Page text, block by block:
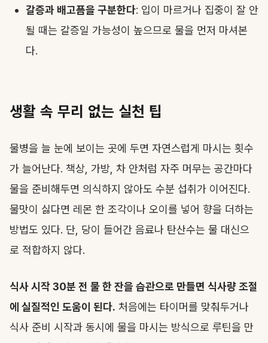
갈증과 배고픔을 구분한다: 입이 마르거나 집중이 잘 안
될 때는 갈증일 가능성이 높으므로 물을 먼저 마셔본
다.
생활 속 무리 없는 실천 팁
물병을 늘 눈에 보이는 곳에 두면 자연스럽게 마시는 횟수
가 늘어난다. 책상, 가방, 차 안처럼 자주 머무는 공간마다
물을 준비해두면 의식하지 않아도 수분 섭취가 이어진다.
물맛이 싫다면 레몬 한 조각이나 오이를 넣어 향을 더하는
방법도 있다. 단, 당이 들어간 음료나 탄산수는 물 대신으
로 적합하지 않다.
식사 시작 30분 전 물 한 잔을 습관으로 만들면 식사량 조절
에 실질적인 도움이 된다. 처음에는 타이머를 맞춰두거나
식사 준비 시작과 동시에 물을 마시는 방식으로 루틴을 만